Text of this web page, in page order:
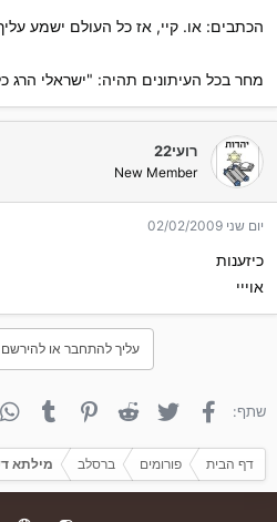
הכתבים: או. קיי, אז כל העולם ישמע
מחר בכל העיתונים תהיה: "ישראלי הרג
רועי22
New Member
יום שני 02/02/2009
כיזענות
אוייי
עליך להתחבר או להירשם
שתף: פייסבוק טוויטר Reddit פינטרסט
דף הבית פורומים ברסלב מילתא